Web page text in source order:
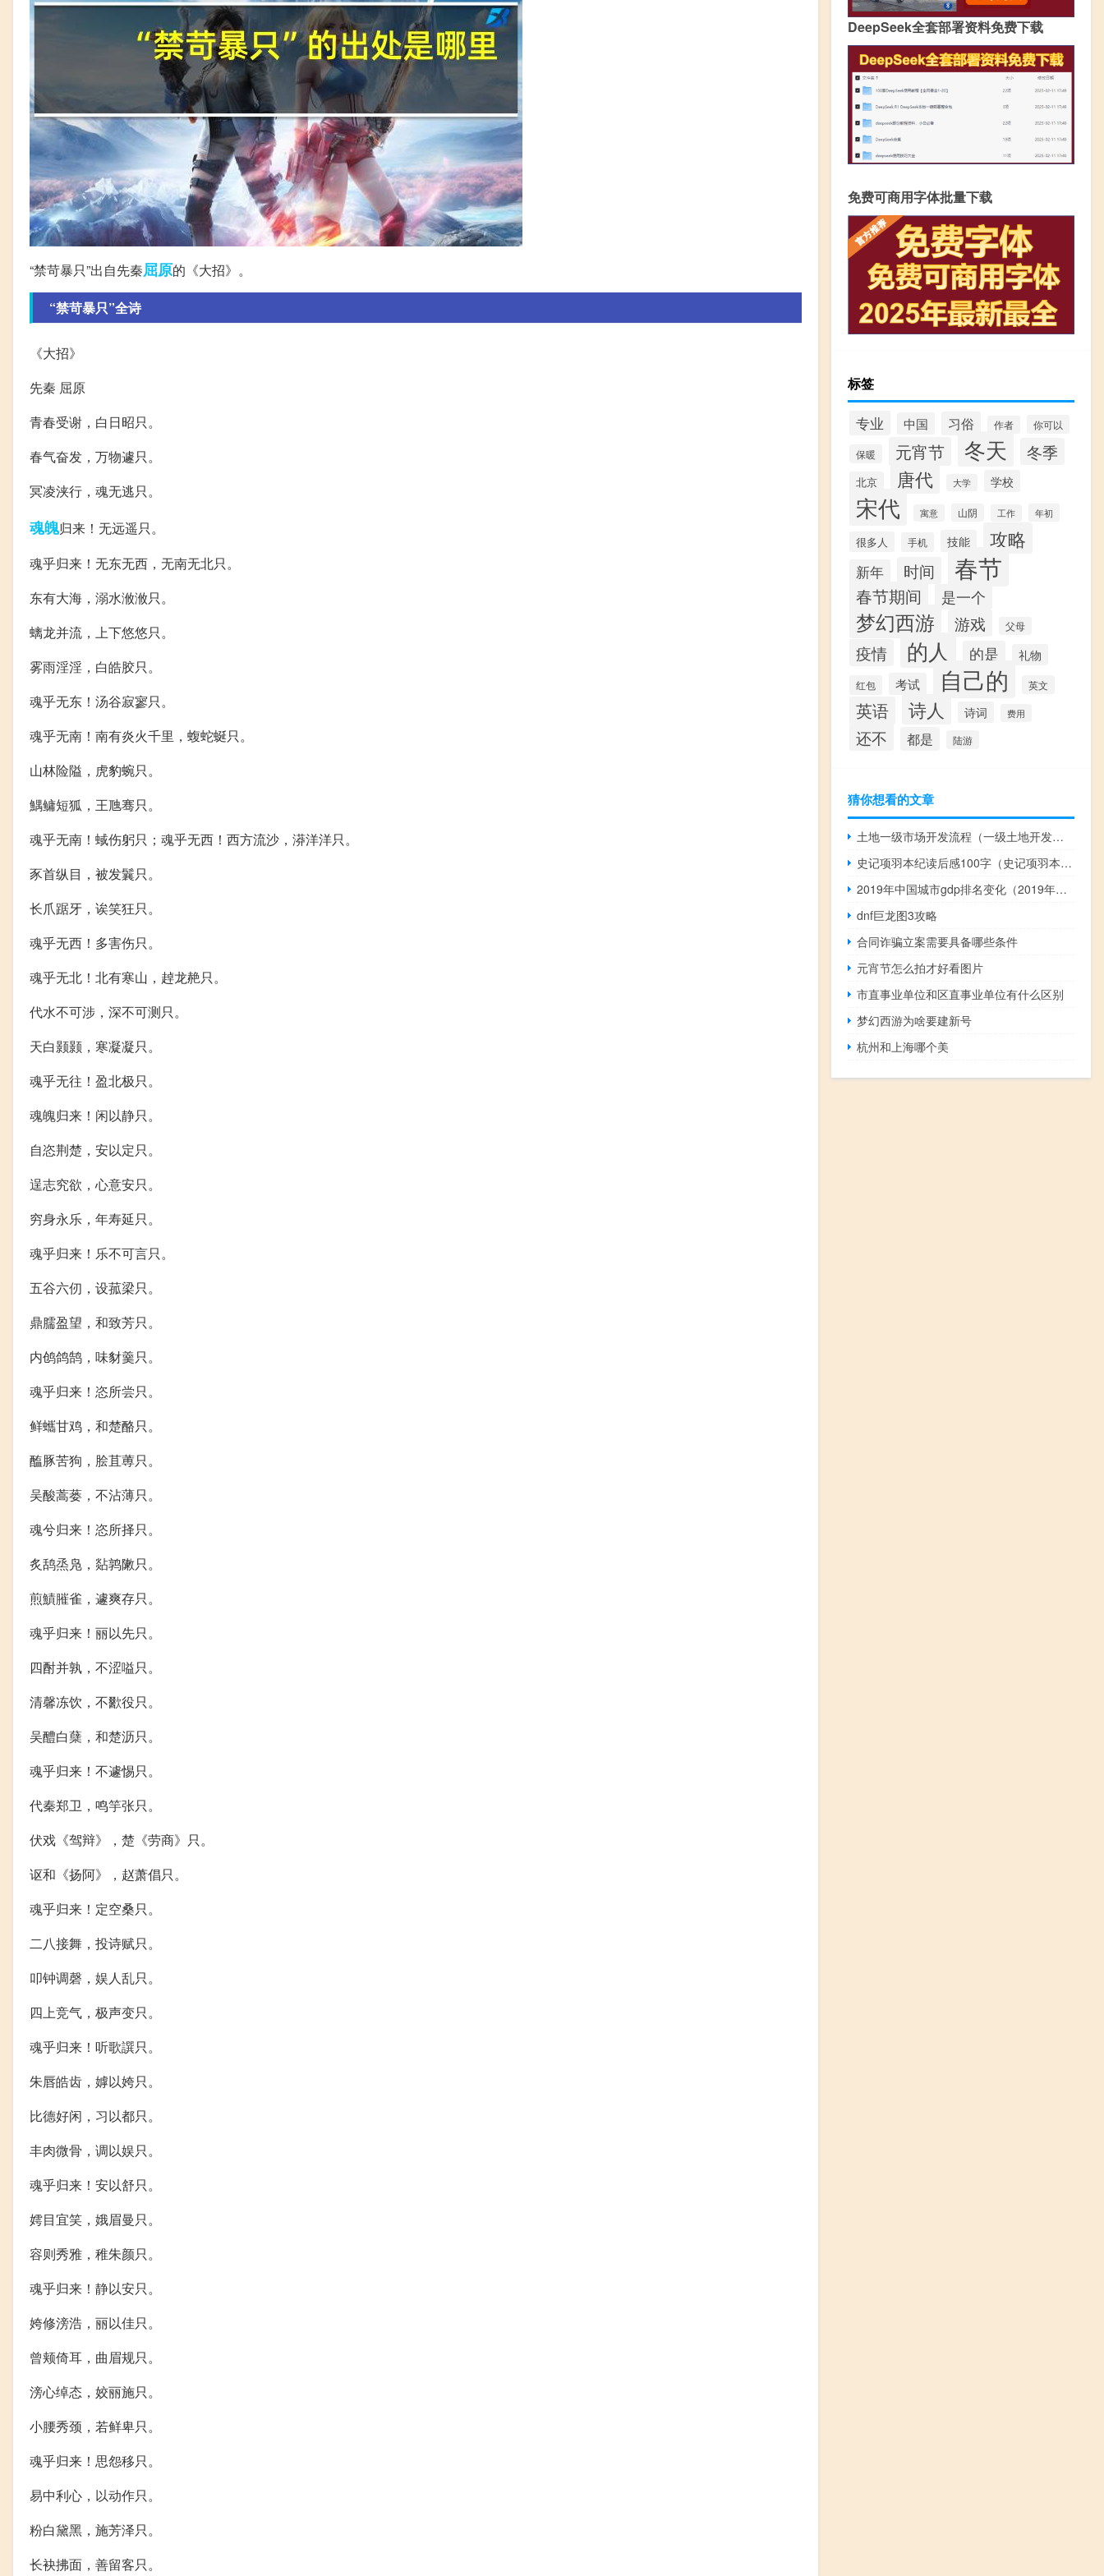
“禁苛暴只”出自先秦屈原的《大招》。
“禁苛暴只”全诗
《大招》
先秦 屈原
青春受谢，白日昭只。
春气奋发，万物遽只。
冥凌浃行，魂无逃只。
魂魄归来！无远遥只。
魂乎归来！无东无西，无南无北只。
东有大海，溺水浟浟只。
螭龙并流，上下悠悠只。
雾雨淫淫，白皓胶只。
魂乎无东！汤谷寂寥只。
魂乎无南！南有炎火千里，蝮蛇蜒只。
山林险隘，虎豹蜿只。
鰅鳙短狐，王虺骞只。
魂乎无南！蜮伤躬只；魂乎无西！西方流沙，漭洋洋只。
豕首纵目，被发鬤只。
长爪踞牙，诶笑狂只。
魂乎无西！多害伤只。
魂乎无北！北有寒山，趠龙赩只。
代水不可涉，深不可测只。
天白颢颢，寒凝凝只。
魂乎无往！盈北极只。
魂魄归来！闲以静只。
自恣荆楚，安以定只。
逞志究欲，心意安只。
穷身永乐，年寿延只。
魂乎归来！乐不可言只。
五谷六仞，设菰梁只。
鼎臑盈望，和致芳只。
内鸧鸽鹄，味豺羹只。
魂乎归来！恣所尝只。
鲜蠵甘鸡，和楚酪只。
醢豚苦狗，脍苴蒪只。
吴酸蒿蒌，不沾薄只。
魂兮归来！恣所择只。
炙鸹烝凫，煔鹑敶只。
煎鰿膗雀，遽爽存只。
魂乎归来！丽以先只。
四酎并孰，不涩嗌只。
清馨冻饮，不歠役只。
吴醴白蘖，和楚沥只。
魂乎归来！不遽惕只。
代秦郑卫，鸣竽张只。
伏戏《驾辩》，楚《劳商》只。
讴和《扬阿》，赵萧倡只。
魂乎归来！定空桑只。
二八接舞，投诗赋只。
叩钟调磬，娱人乱只。
四上竞气，极声变只。
魂乎归来！听歌譔只。
朱唇皓齿，嫭以姱只。
比德好闲，习以都只。
丰肉微骨，调以娱只。
魂乎归来！安以舒只。
嫮目宜笑，娥眉曼只。
容则秀雅，稚朱颜只。
魂乎归来！静以安只。
姱修滂浩，丽以佳只。
曾颊倚耳，曲眉规只。
滂心绰态，姣丽施只。
小腰秀颈，若鲜卑只。
魂乎归来！思怨移只。
易中利心，以动作只。
粉白黛黑，施芳泽只。
长袂拂面，善留客只。
DeepSeek全套部署资料免费下载
免费可商用字体批量下载
标签
专业 中国 习俗 作者 你可以
保暖 元宵节 冬天 冬季
北京 唐代 大学 学校
宋代 寓意 山阴 工作 年初
很多人 手机 技能 攻略
新年 时间 春节
春节期间 是一个
梦幻西游 游戏 父母
疫情 的人 的是 礼物
红包 考试 自己的 英文
英语 诗人 诗词 费用
还不 都是 陆游
猜你想看的文章
土地一级市场开发流程（一级土地开发流程）
史记项羽本纪读后感100字（史记项羽本纪读后感）
2019年中国城市gdp排名变化（2019年中国城市gdp排名）
dnf巨龙图3攻略
合同诈骗立案需要具备哪些条件
元宵节怎么拍才好看图片
市直事业单位和区直事业单位有什么区别
梦幻西游为啥要建新号
杭州和上海哪个美